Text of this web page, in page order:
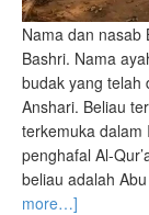
Nama dan nasab
Bashri. Nama
budak yang telah
Anshari. Beliau
terkemuka dalam
penghafal Al-
beliau adalah
more…]